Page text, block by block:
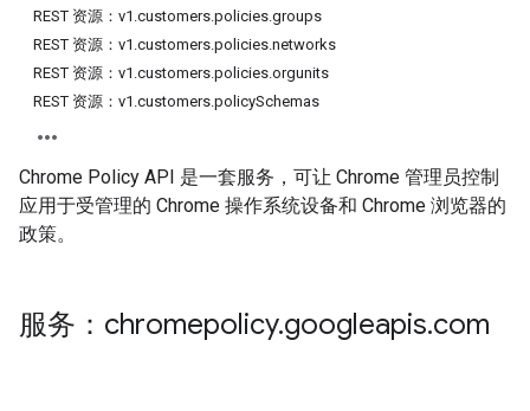
REST 资源：v1.customers.policies.groups
REST 资源：v1.customers.policies.networks
REST 资源：v1.customers.policies.orgunits
REST 资源：v1.customers.policySchemas
Chrome Policy API 是一套服务，可让 Chrome 管理员控制
应用于受管理的 Chrome 操作系统设备和 Chrome 浏览器的
政策。
服务：chromepolicy.googleapis.com